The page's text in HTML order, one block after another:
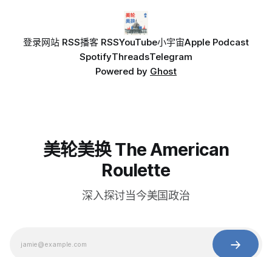
登录网站 RSS播客 RSSYouTube小宇宙Apple Podcast
SpotifyThreadsTelegram
Powered by Ghost
美轮美换 The American
Roulette
深入探讨当今美国政治